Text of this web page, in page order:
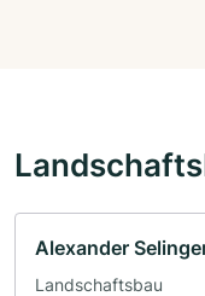
Alexander
Landschaftsbau